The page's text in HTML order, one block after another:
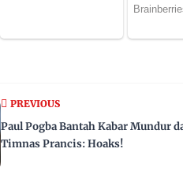
PREVIOUS
Paul Pogba Bantah Kabar Mundur
Timnas Prancis: Hoaks!